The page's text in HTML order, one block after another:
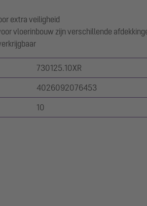
extra veiligheid
vloerinbouw zijn verschillende
730125.10XR
4026092076453
10